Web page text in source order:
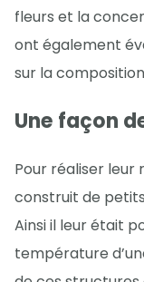
fleurs et la
ont également
sur la
Une façon
Pour réaliser leur
construit de
Ainsi il leur était
température